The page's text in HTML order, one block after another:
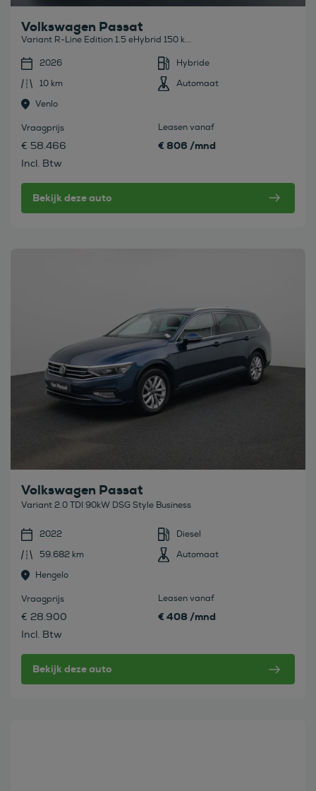
Volkswagen Passat
Variant R-Line Edition 1.5 eHybrid 150 k...
2026
Hybride
10 km
Automaat
Venlo
Vraagprijs
€ 58.466
Incl. Btw
Leasen vanaf
€ 806 /mnd
Bekijk deze auto
Volkswagen Passat
Variant 2.0 TDI 90kW DSG Style Business
2022
Diesel
59.682 km
Automaat
Hengelo
Vraagprijs
€ 28.900
Incl. Btw
Leasen vanaf
€ 408 /mnd
Bekijk deze auto